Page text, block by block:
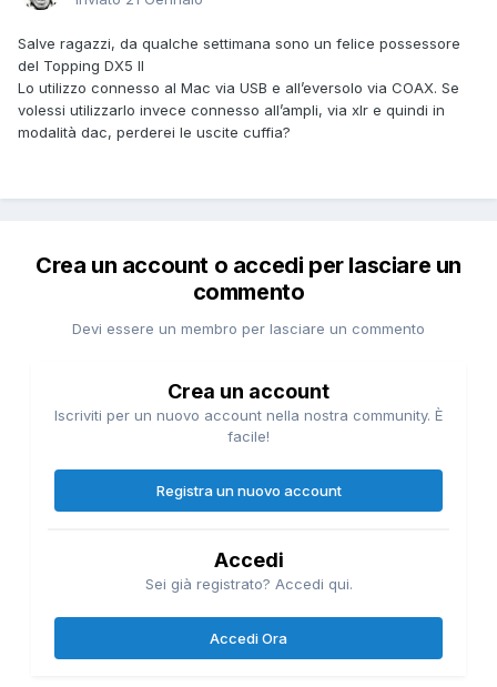
Salve ragazzi, da qualche settimana sono un felice possessore
del Topping DX5 II
Lo utilizzo connesso al Mac via USB e all’eversolo via COAX. Se
volessi utilizzarlo invece connesso all’ampli, via xlr e quindi in
modalità dac, perderei le uscite cuffia?
Crea un account o accedi per lasciare un
commento
Devi essere un membro per lasciare un commento
Crea un account
Iscriviti per un nuovo account nella nostra community. È
facile!
Registra un nuovo account
Accedi
Sei già registrato? Accedi qui.
Accedi Ora